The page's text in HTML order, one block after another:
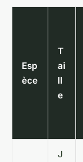
Esp
èce
T
ai
ll
e
J